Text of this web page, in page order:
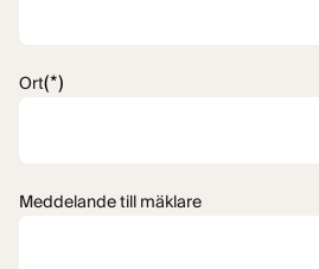
Ort(*)
Meddelande till mäklare